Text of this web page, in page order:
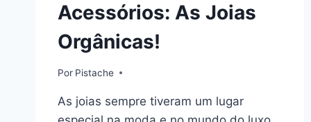
Acessórios: As Joias
Orgânicas!
Por Pistache
As joias sempre tiveram um lugar